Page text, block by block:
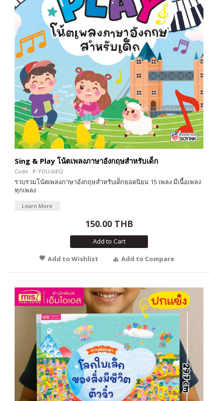
Sing & Play โน้ตเพลงภาษาอังกฤษสำหรับเด็ก
Code : P-YOU-0412
รวบรวมโน้ตเพลงภาษาอังกฤษสำหรับเด็กยอดนิยม 15 เพลง มีเนื้อเพลง
ทุกเพลง
Learn More
150.00 THB
Add to Cart
Add to Wishlist
Add to Compare